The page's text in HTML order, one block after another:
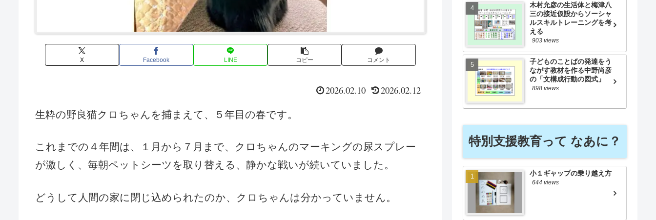
X Facebook LINE コピー コメント
2026.02.10 2026.02.12
生粋の野良猫クロちゃんを捕まえて、５年目の春です。
これまでの４年間は、１月から７月まで、クロちゃんのマーキングの尿スプレー
が激しく、毎朝ペットシーツを取り替える、静かな戦いが続いていました。
どうして人間の家に閉じ込められたのか、クロちゃんは分かっていません。
木村允彦の生活体と梅津八
三の接近仮設からソーシャ
ルスキルトレーニングを考
える
903 views
子どものことばの発達をう
ながす教材を作る中野尚彦
の「文構成行動の図式」
898 views
特別支援教育って なあに？
小１ギャップの乗り越え方
644 views